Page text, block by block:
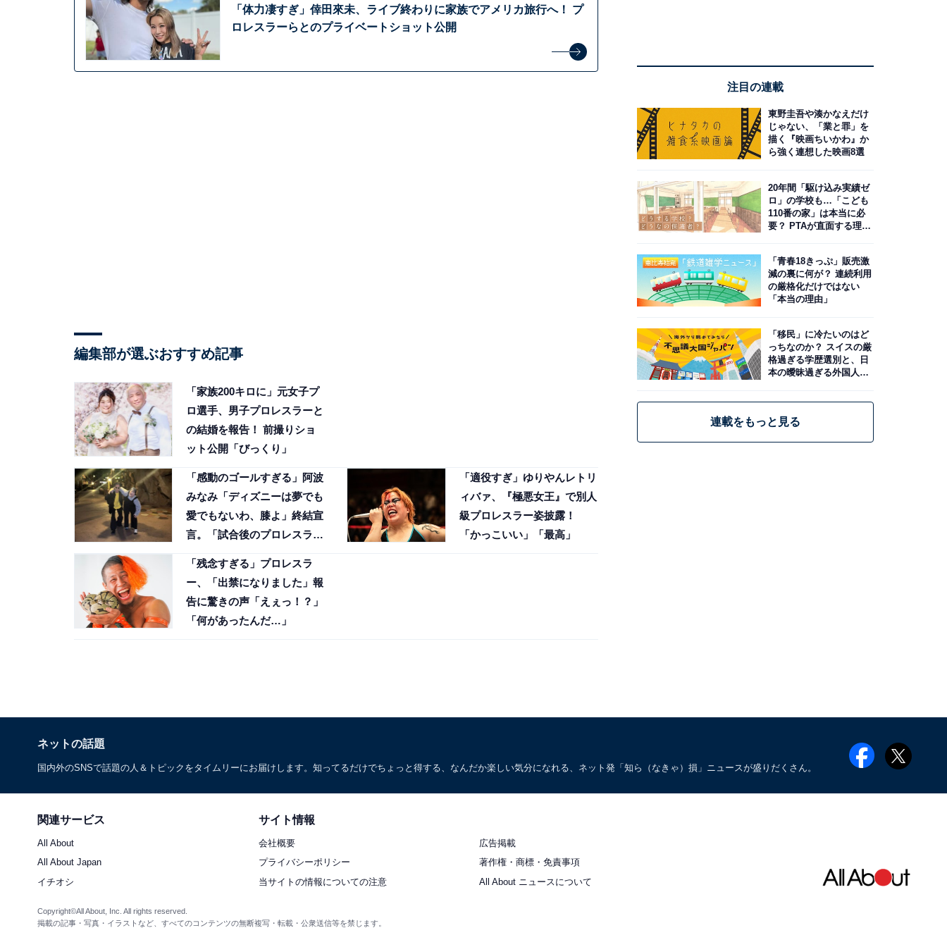
「体力凄すぎ」倖田來未、ライブ終わりに家族でアメリカ旅行へ！ プ
ロレスラーらとのプライベートショット公開
編集部が選ぶおすすめ記事
「家族200キロに」元女子プ
ロ選手、男子プロレスラーと
の結婚を報告！ 前撮りショ
ット公開「びっくり」
「感動のゴールすぎる」阿波
みなみ「ディズニーは夢でも
愛でもないわ、膝よ」終結宣
言。「試合後のプロレスラー
「適役すぎ」ゆりやんレトリ
ィバァ、『極悪女王』で別人
級プロレスラー姿披露！
「かっこいい」「最高」
「残念すぎる」プロレスラ
ー、「出禁になりました」報
告に驚きの声「えぇっ！？」
「何があったんだ…」
注目の連載
東野圭吾や湊かなえだけ
じゃない、「業と罪」を
描く『映画ちいかわ』か
ら強く連想した映画8選
20年間「駆け込み実績ゼ
ロ」の学校も…「こども
110番の家」は本当に必
要？ PTAが直面する理想
「青春18きっぷ」販売激
減の裏に何が？ 連続利用
の厳格化だけではない
「本当の理由」
「移民」に冷たいのはど
っちなのか？ スイスの厳
格過ぎる学歴選別と、日
本の曖昧過ぎる外国人政
連載をもっと見る
ネットの話題
国内外のSNSで話題の人＆トピックをタイムリーにお届けします。知ってるだけでちょっと得する、なんだか楽しい気分になれる、ネット発「知ら（なきゃ）損」ニュースが盛りだくさん。
関連サービス
All About
All About Japan
イチオシ
サイト情報
会社概要
広告掲載
プライバシーポリシー
著作権・商標・免責事項
当サイトの情報についての注意
All About ニュースについて
Copyright©All About, Inc. All rights reserved.
掲載の記事・写真・イラストなど、すべてのコンテンツの無断複写・転載・公衆送信等を禁じます。